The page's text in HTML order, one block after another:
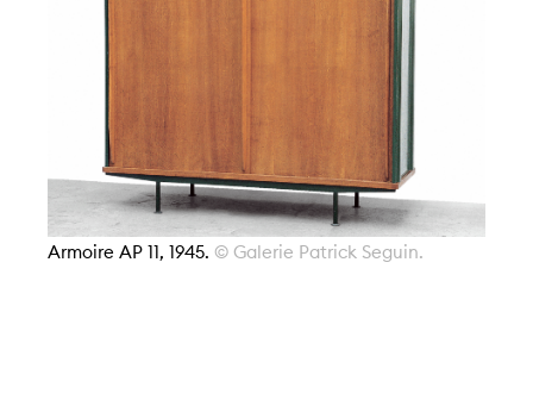
Armoire AP 11, 1945. © Galerie Patrick Seguin.